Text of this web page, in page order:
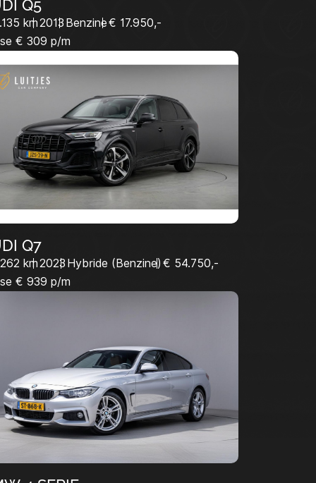
Q5
km2013 Benzine€ 17.950,-
€ 309 p/m
Q7
km2023 Hybride (Benzine) € 54.750,-
€ 939 p/m